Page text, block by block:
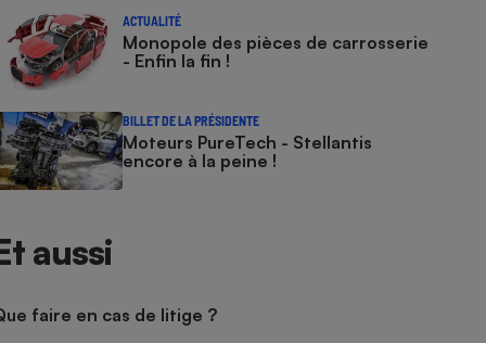
ACTUALITÉ
Monopole des pièces de carrosserie
- Enfin la fin !
BILLET DE LA PRÉSIDENTE
Moteurs PureTech - Stellantis
encore à la peine !
aussi
faire en cas de litige ?